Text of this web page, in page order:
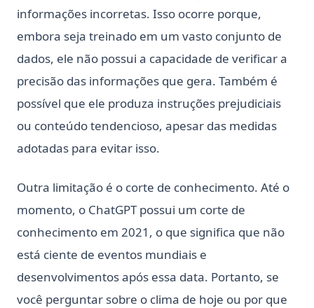
informações incorretas. Isso ocorre porque,
embora seja treinado em um vasto conjunto de
dados, ele não possui a capacidade de verificar a
precisão das informações que gera. Também é
possível que ele produza instruções prejudiciais
ou conteúdo tendencioso, apesar das medidas
adotadas para evitar isso.
Outra limitação é o corte de conhecimento. Até o
momento, o ChatGPT possui um corte de
conhecimento em 2021, o que significa que não
está ciente de eventos mundiais e
desenvolvimentos após essa data. Portanto, se
você perguntar sobre o clima de hoje ou por que